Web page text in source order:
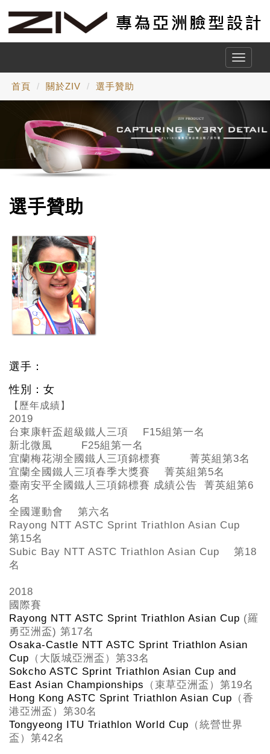
Toggle
首頁 關於ZIV 選手贊助
選手贊助
選手：
性別：女
【歷年成績】
2019
台東康軒盃超級鐵人三項 F15組第一名
新北微風 F25組第一名
宜蘭梅花湖全國鐵人三項錦標賽 菁英組第3名
宜蘭全國鐵人三項春季大獎賽 菁英組第5名
臺南安平全國鐵人三項錦標賽 成績公告 菁英組第6
名
全國運動會 第六名
Rayong NTT ASTC Sprint Triathlon Asian Cup
第15名
Subic Bay NTT ASTC Triathlon Asian Cup 第18
名
2018
國際賽
Rayong NTT ASTC Sprint Triathlon Asian Cup (羅
勇亞洲盃) 第17名
Osaka-Castle NTT ASTC Sprint Triathlon Asian
Cup （大阪城亞洲盃）第33名
Sokcho ASTC Sprint Triathlon Asian Cup and
East Asian Championships
（束草亞洲盃）第19名
Hong Kong ASTC Sprint Triathlon Asian Cup （香
港亞洲盃）第30名
Tongyeong ITU Triathlon World Cup （統營世界
盃）第42名